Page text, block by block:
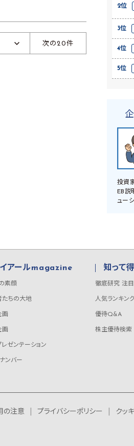
次の20件
2位
3位
4位
5位
投資
EB説
ュー
アールmagazine
素顔
たちの大地
画
画
ゼンテーション
ンバー
知って
徹底研究 注
人気ランキン
優待Q&A
株主優待検索
の注意 プライバシーポリシー クッ